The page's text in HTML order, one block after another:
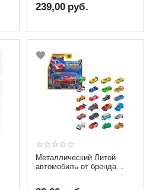
239,00 руб.
Металлический Литой
автомобиль от бренда